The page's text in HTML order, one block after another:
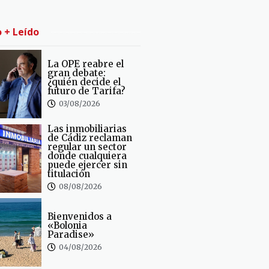
+ Leído
La OPE reabre el
gran debate:
¿quién decide el
futuro de Tarifa?
03/08/2026
Las inmobiliarias
de Cádiz reclaman
regular un sector
donde cualquiera
puede ejercer sin
titulación
08/08/2026
Bienvenidos a
«Bolonia
Paradise»
04/08/2026